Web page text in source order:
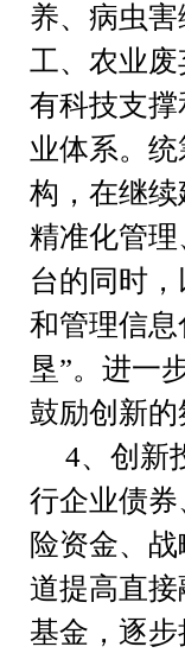
养、病虫
工、农业
有科技支
业体系。
构，在继
精准化管
台的同时
和管理信
垦”。进一
鼓励创新
4、创新
行企业债
险资金、
道提高直
基金，逐